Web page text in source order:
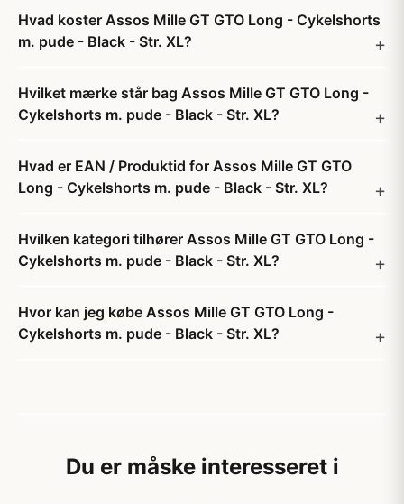
Hvad koster Assos Mille GT GTO Long - Cykelshorts
m. pude - Black - Str. XL?
Hvilket mærke står bag Assos Mille GT GTO Long -
Cykelshorts m. pude - Black - Str. XL?
Hvad er EAN / Produktid for Assos Mille GT GTO
Long - Cykelshorts m. pude - Black - Str. XL?
Hvilken kategori tilhører Assos Mille GT GTO Long -
Cykelshorts m. pude - Black - Str. XL?
Hvor kan jeg købe Assos Mille GT GTO Long -
Cykelshorts m. pude - Black - Str. XL?
Du er måske interesseret i